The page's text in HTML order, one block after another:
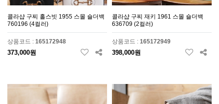
콜라샵 구찌 홀스빗 1955 스몰 숄더백
760196 (4컬러)
상품코드 : 165172948
373,000원
콜라샵 구찌 재키 1961 스몰 숄더백
636709 (2컬러)
상품코드 : 165172949
398,000원